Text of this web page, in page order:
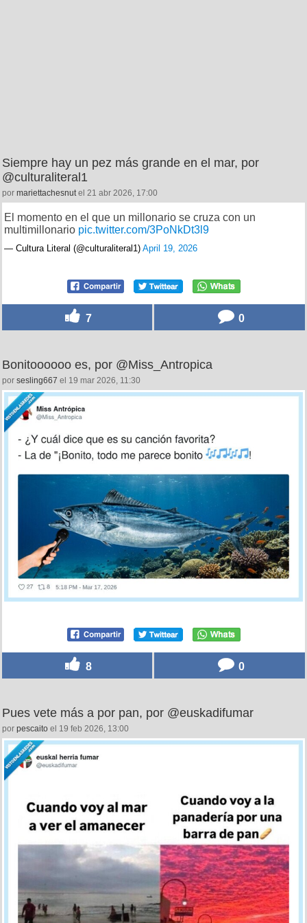
Siempre hay un pez más grande en el mar, por
@culturaliteral1
por mariettachesnutel 21 abr 2026, 17:00
El momento en el que un millonario se cruza con un
multimillonario pic.twitter.com/3PoNkDt3l9
— Cultura Literal (@culturaliteral1) April 19, 2026
7 0
Bonitoooooo es, por @Miss_Antropica
por sesling667 el 19 mar 2026, 11:30
8 0
Pues vete más a por pan, por @euskadifumar
por pescaito el 19 feb 2026, 13:00